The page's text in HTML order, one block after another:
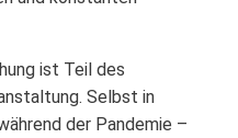
ist Teil des
Selbst in
der Pandemie –